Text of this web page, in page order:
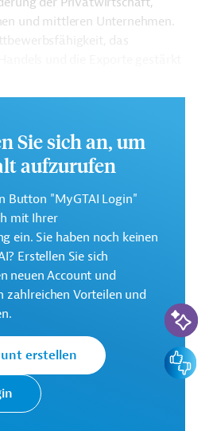
und mittleren Unternehmen.
das
: Schwerpunkte,
Hinweise zur
Die ADB ist die wichtigste
multilaterale
Finanzierungsinstitution für
Sie sich an, um
aufzurufen
Button "MyGTAI Login"
mit Ihrer
ein. Sie haben noch keinen
Erstellen Sie sich
neuen Account und
zahlreichen Vorteilen und
erstellen
KI-